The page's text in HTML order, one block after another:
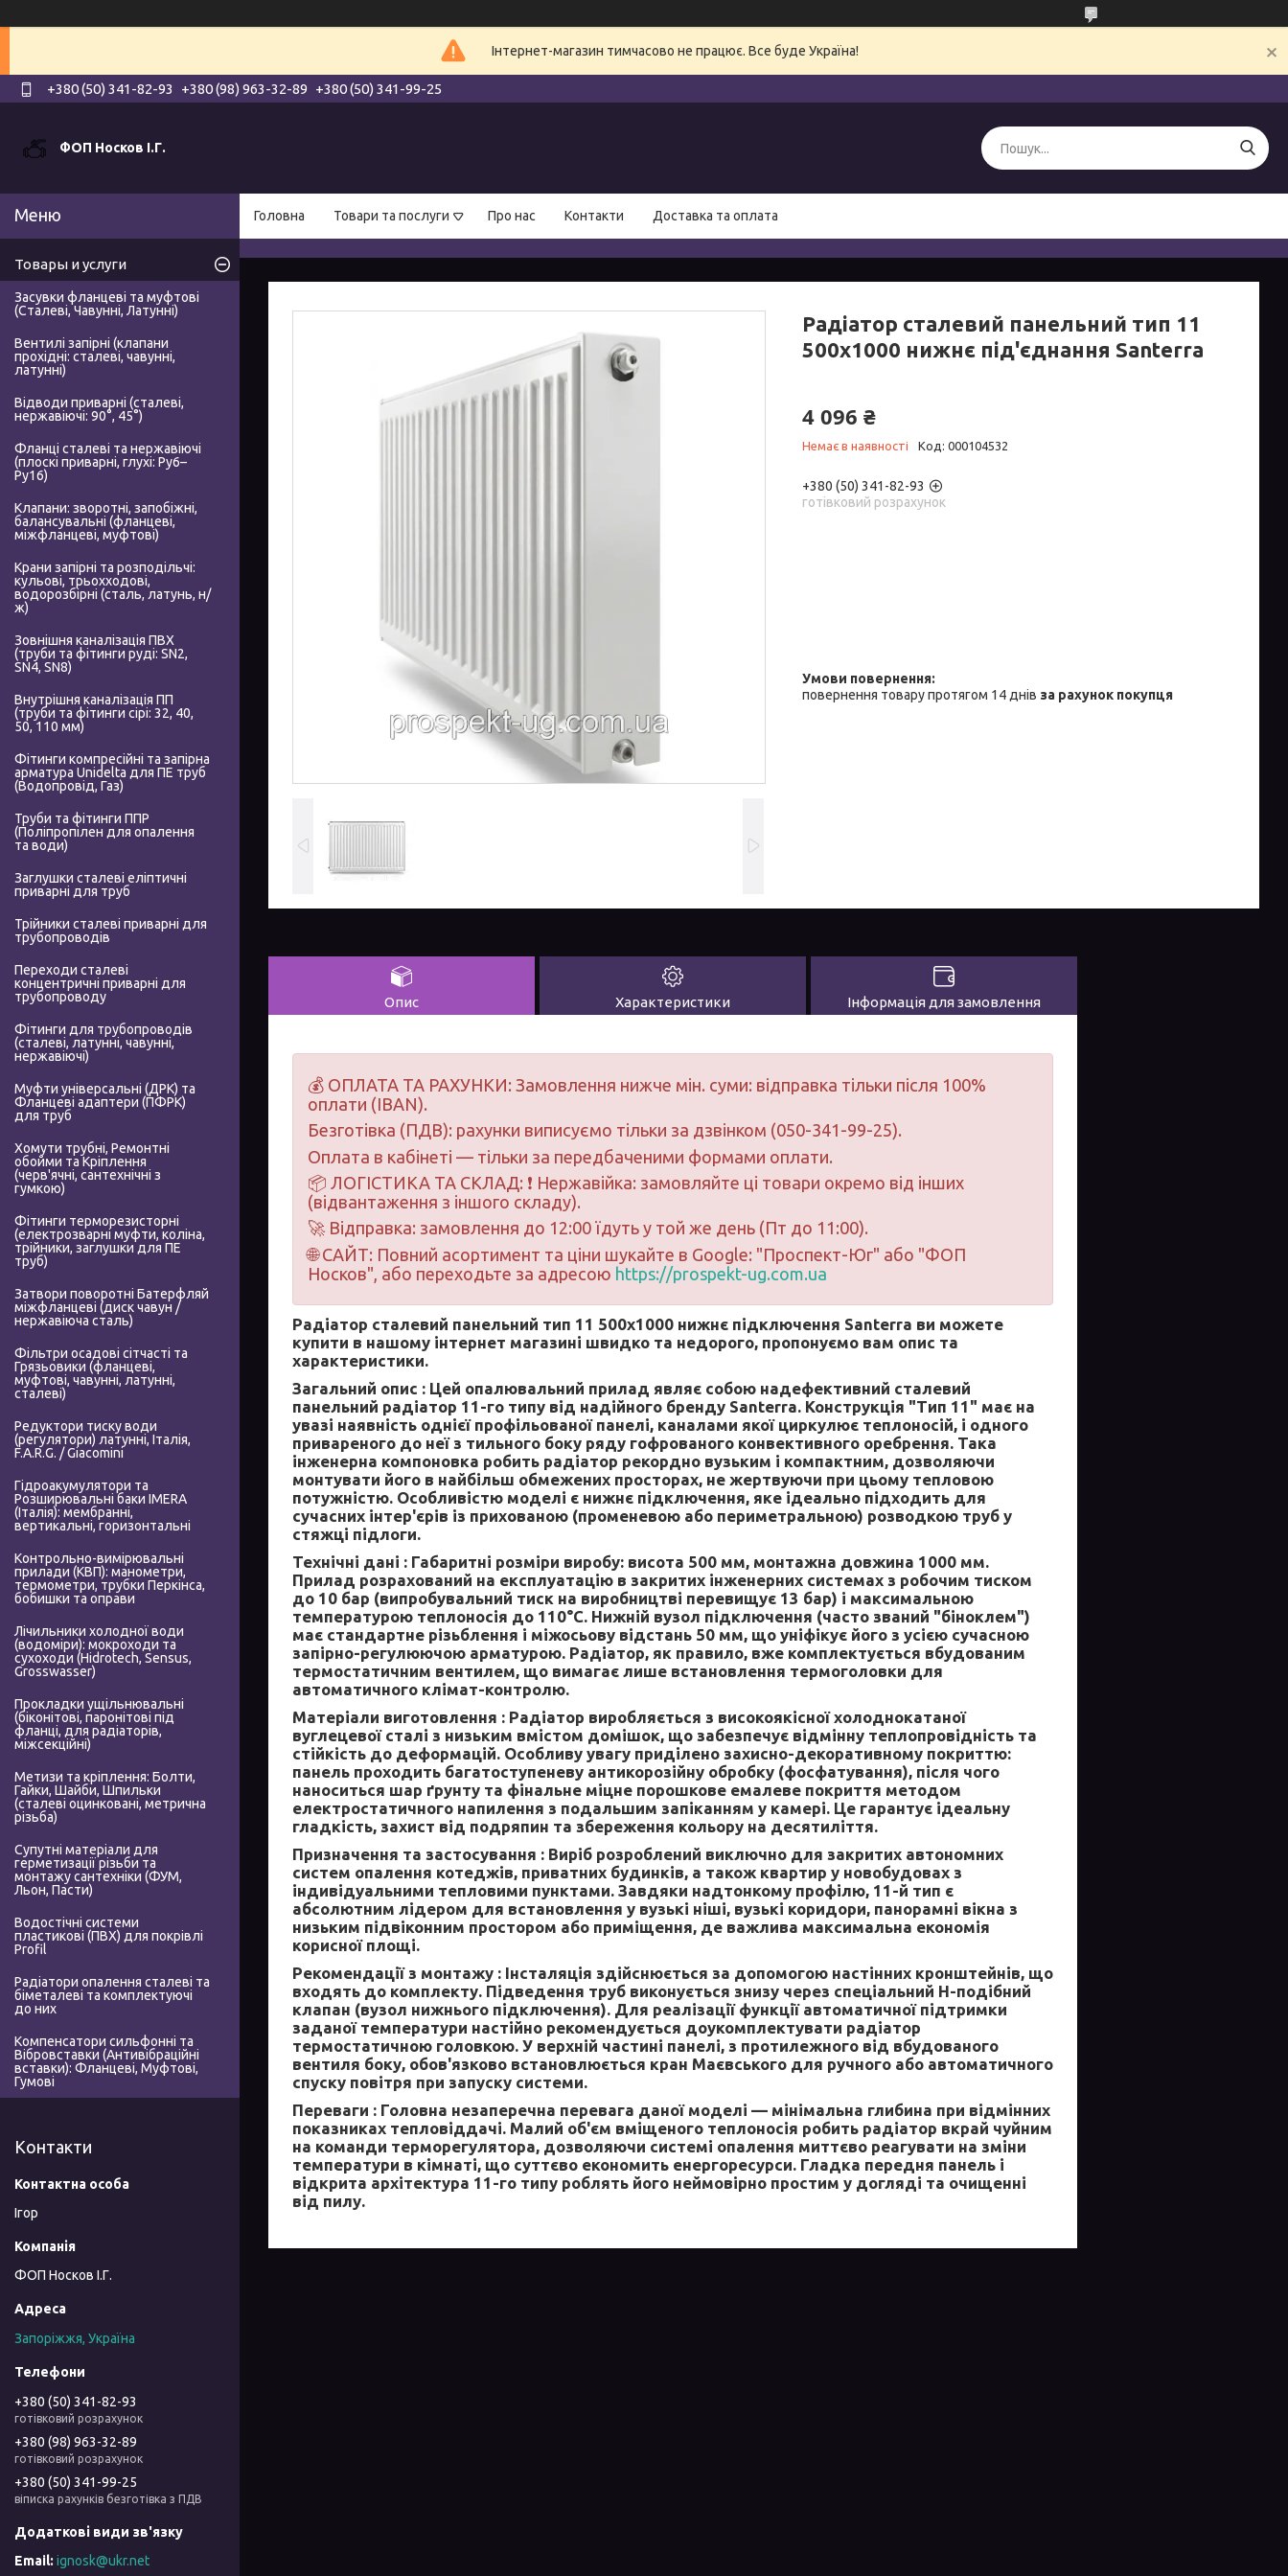
Інтернет-магазин тимчасово не працює. Все буде Україна!
+380 (50) 341-82-93 +380 (98) 963-32-89 +380 (50) 341-99-25
ФОП Носков І.Г.
Головна Товари та послуги Про нас Контакти Доставка та оплата
Радіатор сталевий панельний тип 11
500х1000 нижнє під'єднання Santerra
4 096 ₴
Немає в наявності Код: 000104532
+380 (50) 341-82-93
готівковий розрахунок
повернення товару протягом 14 днів за рахунок покупця
Опис Характеристики Інформація для замовлення
💰 ОПЛАТА ТА РАХУНКИ: Замовлення нижче мін. суми: відправка тільки після 100%
оплати (IBAN).
Безготівка (ПДВ): рахунки виписуємо тільки за дзвінком (050-341-99-25).
Оплата в кабінеті — тільки за передбаченими формами оплати.
📦 ЛОГІСТИКА ТА СКЛАД: ❗ Нержавійка: замовляйте ці товари окремо від інших
(відвантаження з іншого складу).
🚀 Відправка: замовлення до 12:00 їдуть у той же день (Пт до 11:00).
🌐 САЙТ: Повний асортимент та ціни шукайте в Google: "Проспект-Юг" або "ФОП
Носков", або переходьте за адресою https://prospekt-ug.com.ua
Радіатор сталевий панельний тип 11 500х1000 нижнє підключення Santerra ви можете
купити в нашому інтернет магазині швидко та недорого, пропонуємо вам опис та
характеристики.
Загальний опис : Цей опалювальний прилад являє собою надефективний сталевий
панельний радіатор 11-го типу від надійного бренду Santerra. Конструкція "Тип 11" має на
увазі наявність однієї профільованої панелі, каналами якої циркулює теплоносій, і одного
привареного до неї з тильного боку ряду гофрованого конвективного оребрення. Така
інженерна компоновка робить радіатор рекордно вузьким і компактним, дозволяючи
монтувати його в найбільш обмежених просторах, не жертвуючи при цьому тепловою
потужністю. Особливістю моделі є нижнє підключення, яке ідеально підходить для
сучасних інтер'єрів із прихованою (променевою або периметральною) розводкою труб у
стяжці підлоги.
Технічні дані : Габаритні розміри виробу: висота 500 мм, монтажна довжина 1000 мм.
Прилад розрахований на експлуатацію в закритих інженерних системах з робочим тиском
до 10 бар (випробувальний тиск на виробництві перевищує 13 бар) і максимальною
температурою теплоносія до 110°C. Нижній вузол підключення (часто званий "біноклем")
має стандартне різьблення і міжосьову відстань 50 мм, що уніфікує його з усією сучасною
запірно-регулюючою арматурою. Радіатор, як правило, вже комплектується вбудованим
термостатичним вентилем, що вимагає лише встановлення термоголовки для
автоматичного клімат-контролю.
Матеріали виготовлення : Радіатор виробляється з високоякісної холоднокатаної
вуглецевої сталі з низьким вмістом домішок, що забезпечує відмінну теплопровідність та
стійкість до деформацій. Особливу увагу приділено захисно-декоративному покриттю:
панель проходить багатоступеневу антикорозійну обробку (фосфатування), після чого
наноситься шар ґрунту та фінальне міцне порошкове емалеве покриття методом
електростатичного напилення з подальшим запіканням у камері. Це гарантує ідеальну
гладкість, захист від подряпин та збереження кольору на десятиліття.
Призначення та застосування : Виріб розроблений виключно для закритих автономних
систем опалення котеджів, приватних будинків, а також квартир у новобудовах з
індивідуальними тепловими пунктами. Завдяки надтонкому профілю, 11-й тип є
абсолютним лідером для встановлення у вузькі ніші, вузькі коридори, панорамні вікна з
низьким підвіконним простором або приміщення, де важлива максимальна економія
корисної площі.
Рекомендації з монтажу : Інсталяція здійснюється за допомогою настінних кронштейнів, що
входять до комплекту. Підведення труб виконується знизу через спеціальний Н-подібний
клапан (вузол нижнього підключення). Для реалізації функції автоматичної підтримки
заданої температури настійно рекомендується доукомплектувати радіатор
термостатичною головкою. У верхній частині панелі, з протилежного від вбудованого
вентиля боку, обов'язково встановлюється кран Маєвського для ручного або автоматичного
спуску повітря при запуску системи.
Переваги : Головна незаперечна перевага даної моделі — мінімальна глибина при відмінних
показниках тепловіддачі. Малий об'єм вміщеного теплоносія робить радіатор вкрай чуйним
на команди терморегулятора, дозволяючи системі опалення миттєво реагувати на зміни
температури в кімнаті, що суттєво економить енергоресурси. Гладка передня панель і
відкрита архітектура 11-го типу роблять його неймовірно простим у догляді та очищенні
від пилу.
Товары и услуги
Засувки фланцеві та муфтові
(Сталеві, Чавунні, Латунні)
Вентилі запірні (клапани
прохідні: сталеві, чавунні,
латунні)
Відводи приварні (сталеві,
нержавіючі: 90°, 45°)
Фланці сталеві та нержавіючі
(плоскі приварні, глухі: Ру6–
Ру16)
Клапани: зворотні, запобіжні,
балансувальні (фланцеві,
міжфланцеві, муфтові)
Крани запірні та розподільчі:
кульові, трьохходові,
водорозбірні (сталь, латунь, н/
ж)
Зовнішня каналізація ПВХ
(труби та фітинги руді: SN2,
SN4, SN8)
Внутрішня каналізація ПП
(труби та фітинги сірі: 32, 40,
50, 110 мм)
Фітинги компресійні та запірна
арматура Unidelta для ПЕ труб
(Водопровід, Газ)
Труби та фітинги ППР
(Поліпропілен для опалення
та води)
Заглушки сталеві еліптичні
приварні для труб
Трійники сталеві приварні для
трубопроводів
Переходи сталеві
концентричні приварні для
трубопроводу
Фітинги для трубопроводів
(сталеві, латунні, чавунні,
нержавіючі)
Муфти універсальні (ДРК) та
Фланцеві адаптери (ПФРК)
для труб
Хомути трубні, Ремонтні
обойми та Кріплення
(черв'ячні, сантехнічні з
гумкою)
Фітинги терморезисторні
(електрозварні муфти, коліна,
трійники, заглушки для ПЕ
труб)
Затвори поворотні Батерфляй
міжфланцеві (диск чавун /
нержавіюча сталь)
Фільтри осадові сітчасті та
Грязьовики (фланцеві,
муфтові, чавунні, латунні,
сталеві)
Редуктори тиску води
(регулятори) латунні, Італія,
F.A.R.G. / Giacomini
Гідроакумулятори та
Розширювальні баки IMERA
(Італія): мембранні,
вертикальні, горизонтальні
Контрольно-вимірювальні
прилади (КВП): манометри,
термометри, трубки Перкінса,
бобишки та оправи
Лічильники холодної води
(водоміри): мокроходи та
сухоходи (Hidrotech, Sensus,
Grosswasser)
Прокладки ущільнювальні
(біконітові, паронітові під
фланці, для радіаторів,
міжсекційні)
Метизи та кріплення: Болти,
Гайки, Шайби, Шпильки
(сталеві оцинковані, метрична
різьба)
Супутні матеріали для
герметизації різьби та
монтажу сантехніки (ФУМ,
Льон, Пасти)
Водостічні системи
пластикові (ПВХ) для покрівлі
Profil
Радіатори опалення сталеві та
біметалеві та комплектуючі
до них
Компенсатори сильфонні та
Вібровставки (Антивібраційні
вставки): Фланцеві, Муфтові,
Гумові
Контакти
Ігор
ФОП Носков І.Г.
Запоріжжя, Україна
+380 (50) 341-82-93
готівковий розрахунок
+380 (98) 963-32-89
готівковий розрахунок
+380 (50) 341-99-25
віписка рахунків безготівка з ПДВ
ignosk@ukr.net